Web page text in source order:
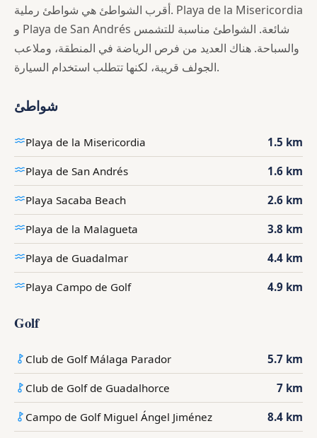
أقرب الشواطئ هي شواطئ رملية. Playa de la Misericordia
و Playa de San Andrés شائعة. الشواطئ مناسبة للتشمس
والسباحة. هناك العديد من فرص الرياضة في المنطقة، وملاعب
الجولف قريبة، لكنها تتطلب استخدام السيارة.
شواطئ
Playa de la Misericordia 1.5 km
Playa de San Andrés 1.6 km
Playa Sacaba Beach 2.6 km
Playa de la Malagueta 3.8 km
Playa de Guadalmar 4.4 km
Playa Campo de Golf 4.9 km
Golf
Club de Golf Málaga Parador 5.7 km
Club de Golf de Guadalhorce 7 km
Campo de Golf Miguel Ángel Jiménez 8.4 km